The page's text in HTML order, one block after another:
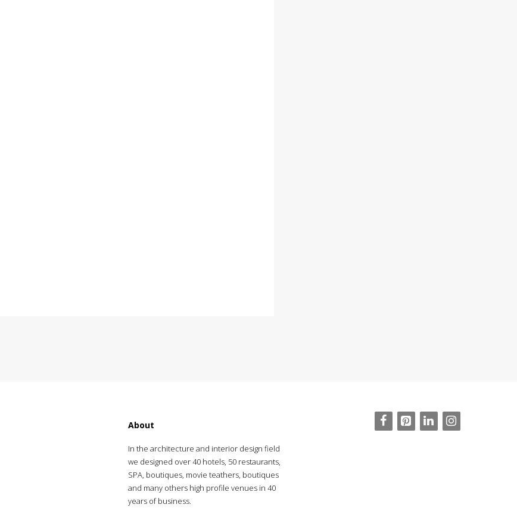
About
In the architecture and interior design field
we designed over 40 hotels, 50 restaurants,
SPA, boutiques, movie teathers, boutiques
and many others high profile venues in 40
years of business.